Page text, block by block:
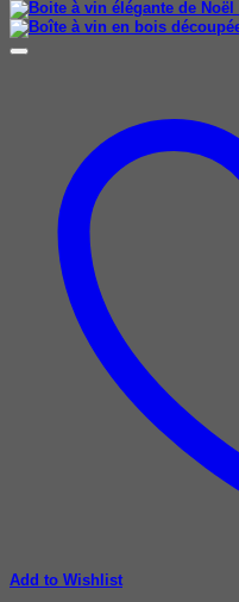
Add to Wishlist